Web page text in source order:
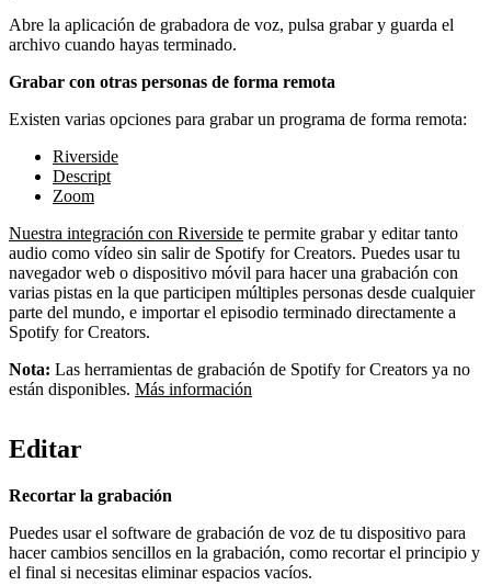
Abre la aplicación de grabadora de voz, pulsa grabar y guarda el
archivo cuando hayas terminado.
Grabar con otras personas de forma remota
Existen varias opciones para grabar un programa de forma remota:
Riverside
Descript
Zoom
Nuestra integración con Riverside te permite grabar y editar tanto
audio como vídeo sin salir de Spotify for Creators. Puedes usar tu
navegador web o dispositivo móvil para hacer una grabación con
varias pistas en la que participen múltiples personas desde cualquier
parte del mundo, e importar el episodio terminado directamente a
Spotify for Creators.
Nota: Las herramientas de grabación de Spotify for Creators ya no
están disponibles. Más información
Editar
Recortar la grabación
Puedes usar el software de grabación de voz de tu dispositivo para
hacer cambios sencillos en la grabación, como recortar el principio y
el final si necesitas eliminar espacios vacíos.